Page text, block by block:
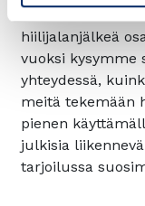
hiilijalanjälkeä
vuoksi
yhteydessä,
meitä tekemään
pienen
julkisia
tarjoilussa